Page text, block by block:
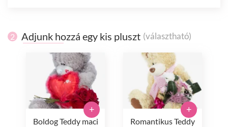
2 Adjunk hozzá egy kis pluszt (választható)
Boldog Teddy maci
+
Romantikus Teddy
+